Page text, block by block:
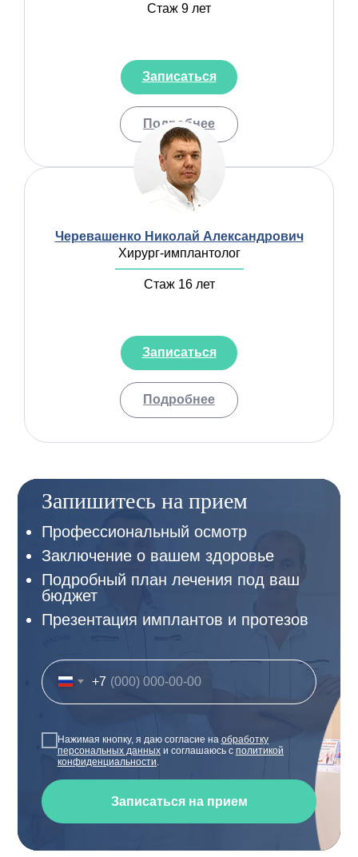
Стаж 9 лет
Подробнее
Записаться
Черевашенко Николай Александрович
Хирург-имплантолог
Стаж 16 лет
Подробнее
Записаться
Запишитесь на прием
Профессиональный осмотр
Заключение о вашем здоровье
Подробный план лечения под ваш
бюджет
Презентация имплантов и протезов
+7
Нажимая кнопку, я даю согласие на обработку
персональных данныхи соглашаюсь с политикой
конфиденциальности.
Записаться на прием